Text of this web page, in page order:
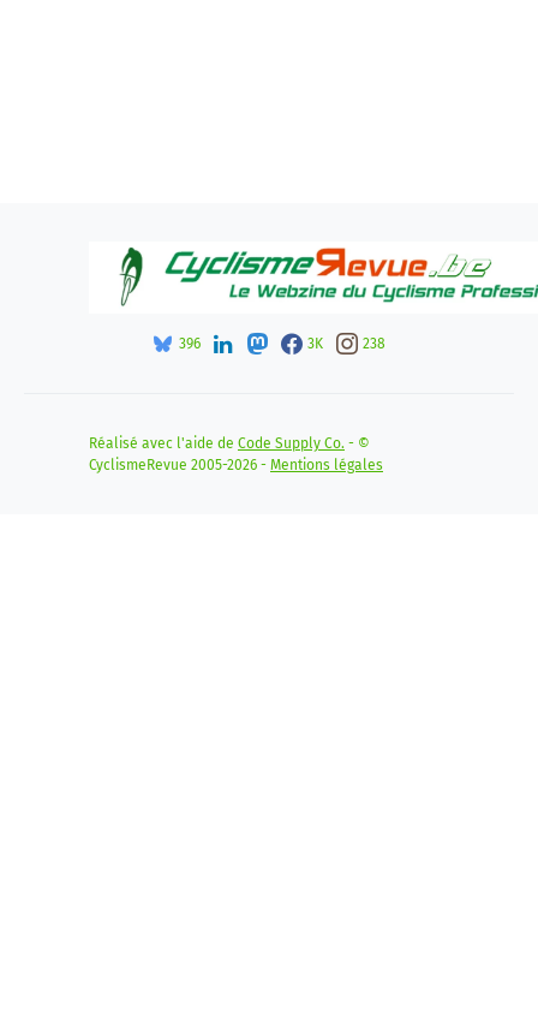
396 3K 238
Réalisé avec l'aide de Code Supply Co. - ©
CyclismeRevue 2005-2026 - Mentions légales